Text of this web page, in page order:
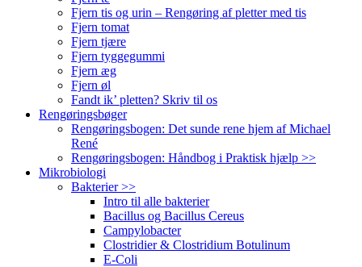
Fjern tis og urin – Rengøring af pletter med tis
Fjern tomat
Fjern tjære
Fjern tyggegummi
Fjern æg
Fjern øl
Fandt ik’ pletten? Skriv til os
Rengøringsbøger
Rengøringsbogen: Det sunde rene hjem af Michael
René
Rengøringsbogen: Håndbog i Praktisk hjælp >>
Mikrobiologi
Bakterier >>
Intro til alle bakterier
Bacillus og Bacillus Cereus
Campylobacter
Clostridier & Clostridium Botulinum
E-Coli